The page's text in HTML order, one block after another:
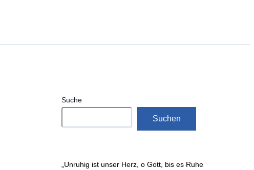
Suche
Suchen
„Unruhig ist unser Herz, o Gott, bis es Ruhe